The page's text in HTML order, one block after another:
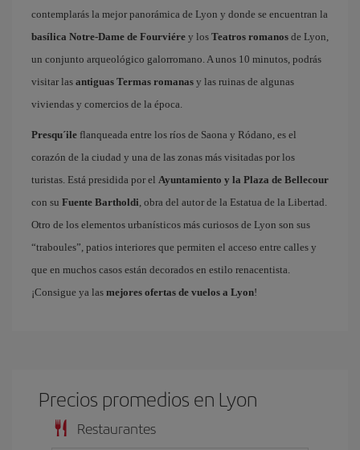
contemplarás la mejor panorámica de Lyon y donde se encuentran la
basílica Notre-Dame de Fourviére y los Teatros romanos de Lyon,
un conjunto arqueológico galorromano. A unos 10 minutos, podrás
visitar las antiguas Termas romanas y las ruinas de algunas
viviendas y comercios de la época.
Presqu´ile flanqueada entre los ríos de Saona y Ródano, es el
corazón de la ciudad y una de las zonas más visitadas por los
turistas. Está presidida por el Ayuntamiento y la Plaza de Bellecour
con su Fuente Bartholdi, obra del autor de la Estatua de la Libertad.
Otro de los elementos urbanísticos más curiosos de Lyon son sus
“traboules”, patios interiores que permiten el acceso entre calles y
que en muchos casos están decorados en estilo renacentista.
¡Consigue ya las mejores ofertas de vuelos a Lyon!
Precios promedios en Lyon
Restaurantes